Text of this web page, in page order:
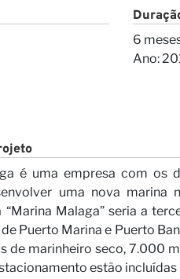
6
Ano:
é uma empresa com os
uma nova marina
“Marina Malaga” seria a
Puerto Marina e Puerto
de marinheiro seco, 7.000
estão